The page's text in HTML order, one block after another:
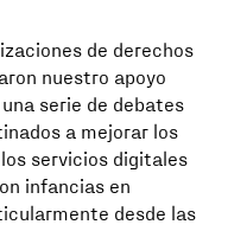
de derechos
nuestro apoyo
serie de debates
a mejorar los
servicios digitales
infancias en
desde las